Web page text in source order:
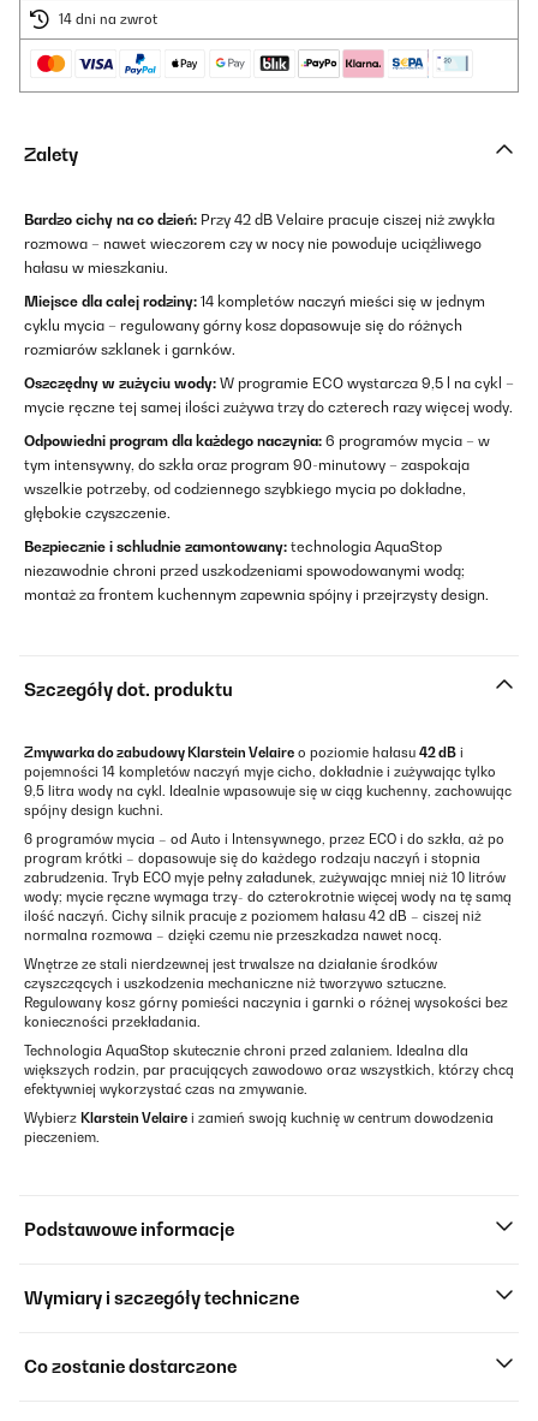
14 dni na zwrot
Zalety
Bardzo cichy na co dzień: Przy 42 dB Velaire pracuje ciszej niż zwykła
rozmowa – nawet wieczorem czy w nocy nie powoduje uciążliwego
hałasu w mieszkaniu.
Miejsce dla całej rodziny: 14 kompletów naczyń mieści się w jednym
cyklu mycia – regulowany górny kosz dopasowuje się do różnych
rozmiarów szklanek i garnków.
Oszczędny w zużyciu wody: W programie ECO wystarcza 9,5 l na cykl –
mycie ręczne tej samej ilości zużywa trzy do czterech razy więcej wody.
Odpowiedni program dla każdego naczynia: 6 programów mycia – w
tym intensywny, do szkła oraz program 90-minutowy – zaspokaja
wszelkie potrzeby, od codziennego szybkiego mycia po dokładne,
głębokie czyszczenie.
Bezpiecznie i schludnie zamontowany: technologia AquaStop
niezawodnie chroni przed uszkodzeniami spowodowanymi wodą;
montaż za frontem kuchennym zapewnia spójny i przejrzysty design.
Szczegóły dot. produktu
Zmywarka do zabudowy Klarstein Velaire o poziomie hałasu 42 dB i
pojemności 14 kompletów naczyń myje cicho, dokładnie i zużywając tylko
9,5 litra wody na cykl. Idealnie wpasowuje się w ciąg kuchenny, zachowując
spójny design kuchni.
6 programów mycia – od Auto i Intensywnego, przez ECO i do szkła, aż po
program krótki – dopasowuje się do każdego rodzaju naczyń i stopnia
zabrudzenia. Tryb ECO myje pełny załadunek, zużywając mniej niż 10 litrów
wody; mycie ręczne wymaga trzy- do czterokrotnie więcej wody na tę samą
ilość naczyń. Cichy silnik pracuje z poziomem hałasu 42 dB – ciszej niż
normalna rozmowa – dzięki czemu nie przeszkadza nawet nocą.
Wnętrze ze stali nierdzewnej jest trwalsze na działanie środków
czyszczących i uszkodzenia mechaniczne niż tworzywo sztuczne.
Regulowany kosz górny pomieści naczynia i garnki o różnej wysokości bez
konieczności przekładania.
Technologia AquaStop skutecznie chroni przed zalaniem. Idealna dla
większych rodzin, par pracujących zawodowo oraz wszystkich, którzy chcą
efektywniej wykorzystać czas na zmywanie.
Wybierz Klarstein Velaire i zamień swoją kuchnię w centrum dowodzenia
pieczeniem.
Podstawowe informacje
Wymiary i szczegóły techniczne
Co zostanie dostarczone